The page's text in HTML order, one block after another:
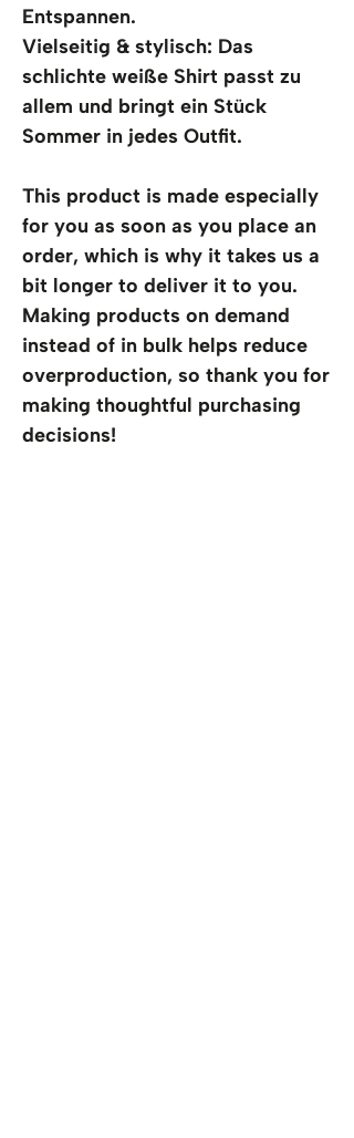
Entspannen.
Vielseitig & stylisch: Das
schlichte weiße Shirt passt zu
allem und bringt ein Stück
Sommer in jedes Outfit.
This product is made especially
for you as soon as you place an
order, which is why it takes us a
bit longer to deliver it to you.
Making products on demand
instead of in bulk helps reduce
overproduction, so thank you for
making thoughtful purchasing
decisions!